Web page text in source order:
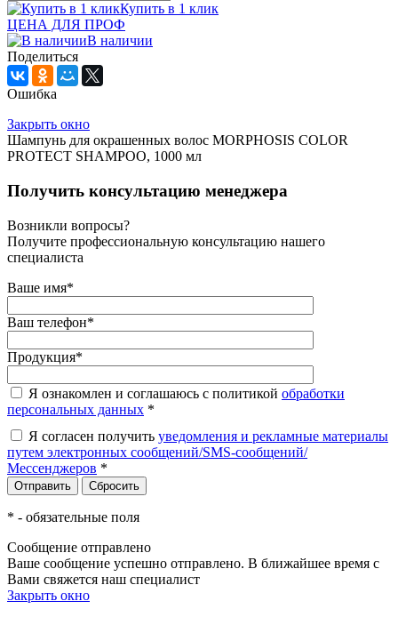
Купить в 1 клик
ЦЕНА ДЛЯ ПРОФ
В наличии
Поделиться
Ошибка
Закрыть окно
Шампунь для окрашенных волос MORPHOSIS COLOR
PROTECT SHAMPOO, 1000 мл
Получить консультацию менеджера
Возникли вопросы?
Получите профессиональную консультацию нашего
специалиста
Ваше имя*
Ваш телефон*
Продукция*
Я ознакомлен и соглашаюсь с политикой обработки
персональных данных *
Я согласен получить уведомления и рекламные материалы
путем электронных сообщений/SMS-сообщений/
Мессенджеров *
* - обязательные поля
Сообщение отправлено
Ваше сообщение успешно отправлено. В ближайшее время с
Вами свяжется наш специалист
Закрыть окно